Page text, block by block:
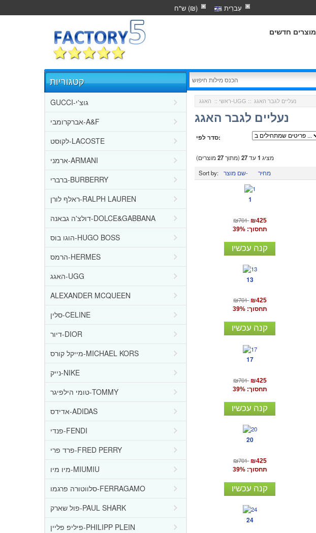
עִברִית ש"ח (₪)
מוצרים חדשים
קטגוריות
GUCCI-גוצ'י
אברקרומבי-A&F
לקוסט-LACOSTE
ארמני-ARMANI
ברברי-BURBERRY
ראלף לורן-RALPH LAUREN
דולצ'ה גבאנה-DOLCE&GABBANA
הוגו בוס-HUGO BOSS
הרמס-HERMES
האגג-UGG
ALEXANDER MCQUEEN
סלין-CELINE
דיור-DIOR
מייקל קורס-MICHAEL KORS
נייק-NIKE
טומי הילפיגר-TOMMY
אדידס-ADIDAS
פנדי-FENDI
פרד פרי-FRED PERRY
מיו מיו-MIUMIU
סלווטורה פרגמו-FERRAGAMO
פול שארק-PAUL SHARK
פיליפ פליין-PHILIPP PLEIN
ראשי :: האגג-UGG :: נעליים לגבר האגג
נעליים לגבר האגג
סדר לפי:
מציג 1עד27(מתוך27מוצרים)
Sort by:
שם מוצר- מחיר
1
₪701 ₪425
תחסוך: 39%
קנה עכשיו
13
₪701 ₪425
תחסוך: 39%
קנה עכשיו
17
₪701 ₪425
תחסוך: 39%
קנה עכשיו
20
₪701 ₪425
תחסוך: 39%
קנה עכשיו
24